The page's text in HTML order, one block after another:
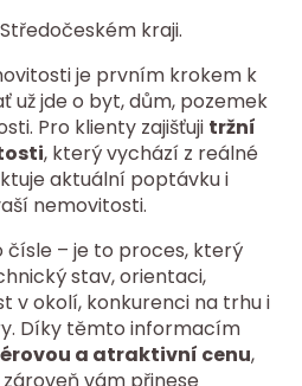
kraji.
je prvním krokem k
už jde o byt, dům, pozemek
Pro klienty zajišťuji tržní
, který vychází z reálné
aktuální poptávku i
nemovitosti.
čísle – je to proces, který
stav, orientaci,
v okolí, konkurenci na trhu i
Díky těmto informacím
a atraktivní cenu,